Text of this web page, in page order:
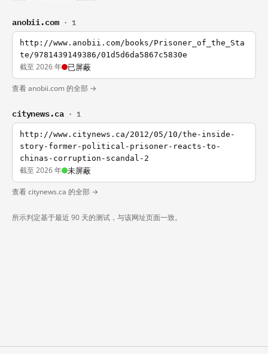
anobii.com · 1
http://www.anobii.com/books/Prisoner_of_the_Sta
te/9781439149386/01d5d6da5867c5830e
截至 2026 年 已屏蔽
查看 anobii.com 的全部 →
citynews.ca · 1
http://www.citynews.ca/2012/05/10/the-inside-
story-former-political-prisoner-reacts-to-
chinas-corruption-scandal-2
截至 2026 年 未屏蔽
查看 citynews.ca 的全部 →
所示判定基于最近 90 天的测试，与该网址页面一致。